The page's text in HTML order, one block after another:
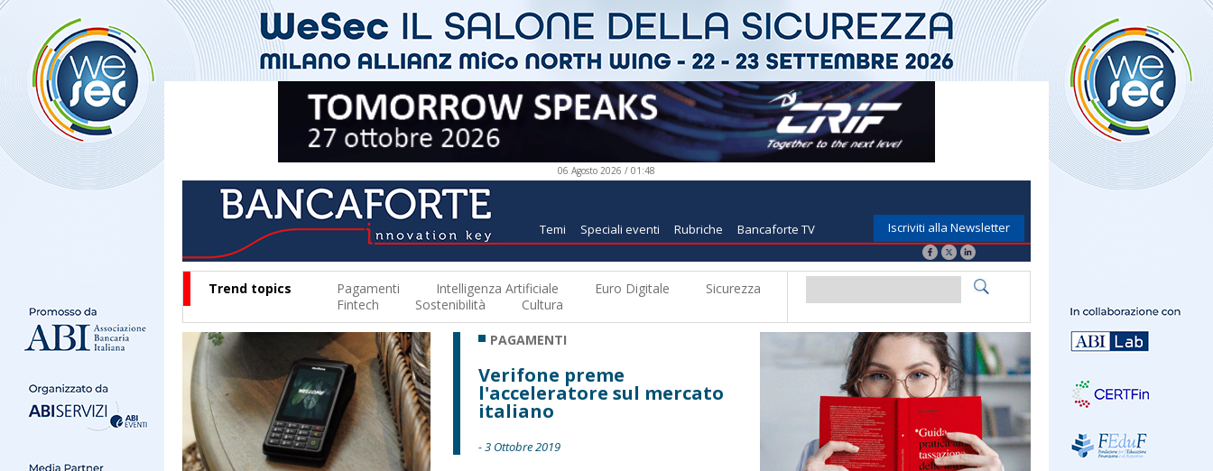
06 Agosto 2026 / 01:48
Temi Speciali eventi Rubriche Bancaforte TV Iscriviti alla Newsletter
Trend topics Pagamenti Intelligenza Artificiale Euro Digitale
Sicurezza
Fintech
Sostenibilità Cultura
PAGAMENTI
Verifone preme
l'acceleratore sul mercato
italiano
- 3 Ottobre 2019